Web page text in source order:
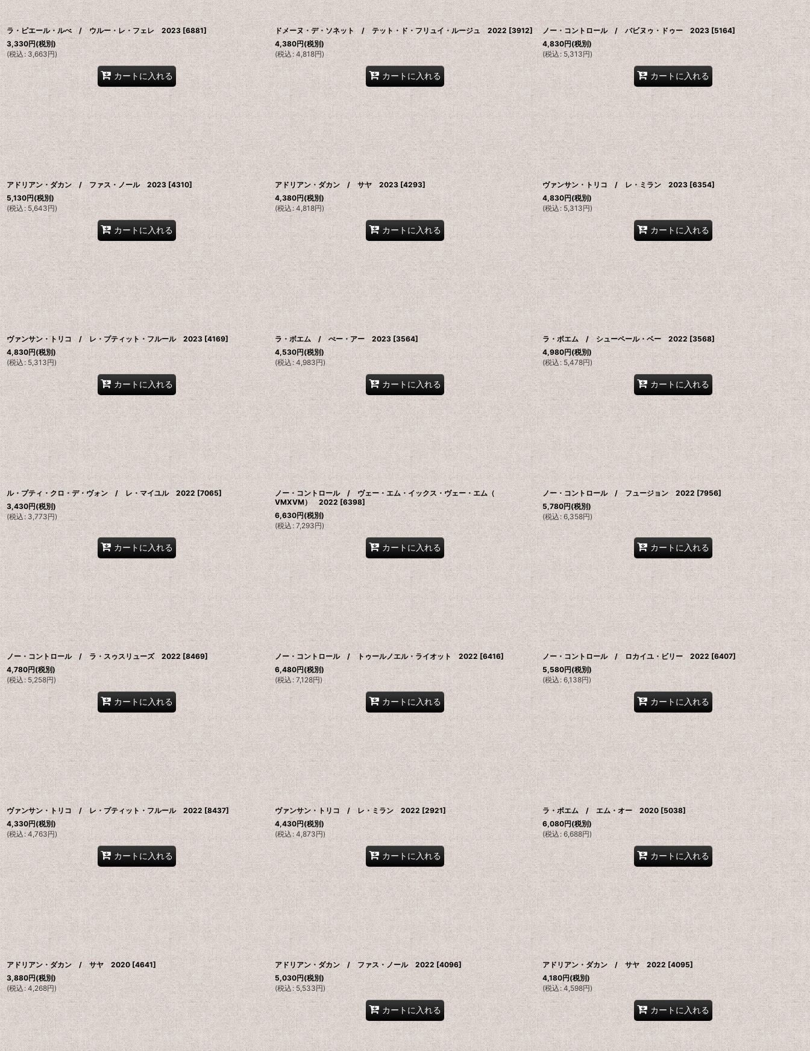
ラ・ピエール・ルべ / ウルー・レ・フェレ 2023 [6881]
3,330円(税別)
(税込 : 3,663円)
カートに入れる
ドメーヌ・デ・ソネット / テット・ド・フリュイ・ルージュ 2022 [3912]
4,380円(税別)
(税込: 4,818円)
カートに入れる
ノー・コントロール / バビヌゥ・ドゥー 2023 [5164]
4,830円(税別)
(税込 : 5,313円)
カートに入れる
アドリアン・ダカン / ファス・ノール 2023 [4310]
5,130円(税別)
(税込: 5,643円)
カートに入れる
アドリアン・ダカン / サヤ 2023 [4293]
4,380円(税別)
(税込 : 4,818円)
カートに入れる
ヴァンサン・トリコ / レ・ミラン 2023 [6354]
4,830円(税別)
(税込: 5,313円)
カートに入れる
ヴァンサン・トリコ / レ・プティット・フルール 2023 [4169]
4,830円(税別)
(税込 : 5,313円)
カートに入れる
ラ・ボエム / ぺー・アー 2023 [3564]
4,530円(税別)
(税込 : 4,983円)
カートに入れる
ラ・ボエム / シューペール・ベー 2022 [3568]
4,980円(税別)
(税込: 5,478円)
カートに入れる
ル・プティ・クロ・デ・ヴォン / レ・マイユル 2022 [7065]
3,430円(税別)
(税込: 3,773円)
カートに入れる
ノー・コントロール / ヴェー・エム・イックス・ヴェー・エム（
VMXVM） 2022 [6398]
6,630円(税別)
(税込 : 7,293円)
カートに入れる
ノー・コントロール / フュージョン 2022 [7956]
5,780円(税別)
(税込: 6,358円)
カートに入れる
ノー・コントロール / ラ・スゥスリューズ 2022 [8469]
4,780円(税別)
(税込 : 5,258円)
カートに入れる
ノー・コントロール / トゥールノエル・ライオット 2022 [6416]
6,480円(税別)
(税込 : 7,128円)
カートに入れる
ノー・コントロール / ロカイユ・ビリー 2022 [6407]
5,580円(税別)
(税込: 6,138円)
カートに入れる
ヴァンサン・トリコ / レ・プティット・フルール 2022 [8437]
4,330円(税別)
(税込 : 4,763円)
カートに入れる
ヴァンサン・トリコ / レ・ミラン 2022 [2921]
4,430円(税別)
(税込 : 4,873円)
カートに入れる
ラ・ボエム / エム・オー 2020 [5038]
6,080円(税別)
(税込: 6,688円)
カートに入れる
アドリアン・ダカン / サヤ 2020 [4641]
3,880円(税別)
(税込 : 4,268円)
アドリアン・ダカン / ファス・ノール 2022 [4096]
5,030円(税別)
(税込 : 5,533円)
カートに入れる
アドリアン・ダカン / サヤ 2022 [4095]
4,180円(税別)
(税込: 4,598円)
カートに入れる